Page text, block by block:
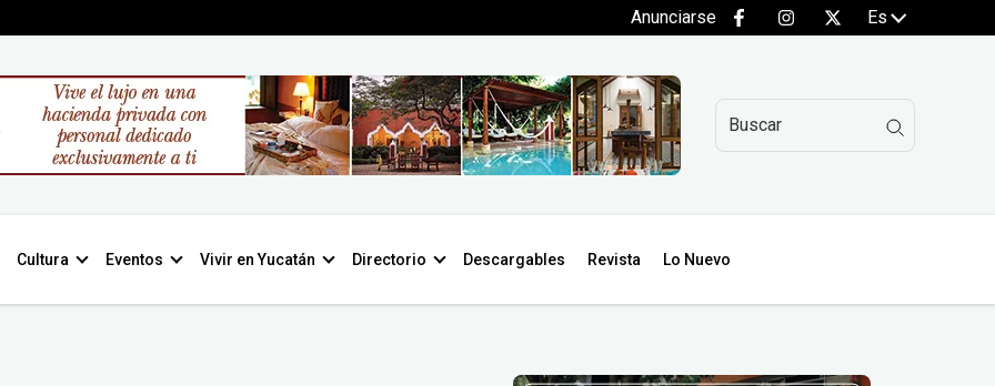
Anunciarse Es
Cultura Eventos Vivir en Yucatán Directorio Descargables Revista Lo Nuevo